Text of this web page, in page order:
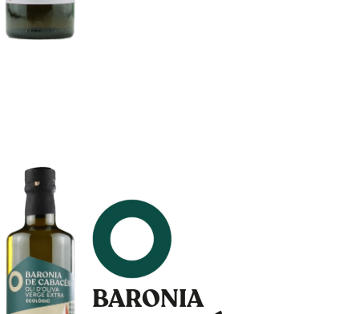
BARONIA